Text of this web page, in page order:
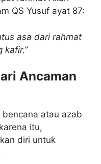
QS Yusuf ayat 87:
asa dari rahmat
kafir.”
Ancaman
atau azab
itu,
diri untuk